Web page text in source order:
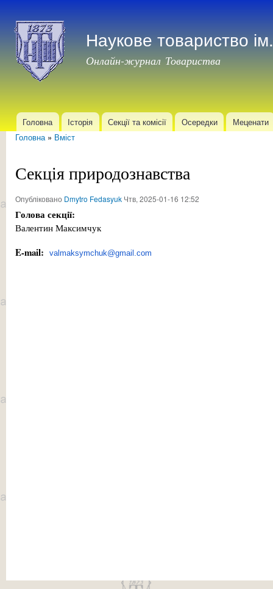
Наукове товариство
Онлайн-журнал Товариства
Головне меню
Головна Історія Секції та комісії Осередки Меценати
Головна» Вміст
Секція природознавства
Опубліковано Dmytro Fedasyuk Чтв, 2025-01-16 12:52
Голова секції:
Валентин Максимчук
E-mail: valmaksymchuk@gmail.com